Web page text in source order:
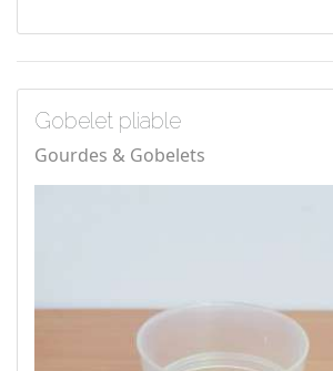
Gobelet pliable
Gourdes & Gobelets